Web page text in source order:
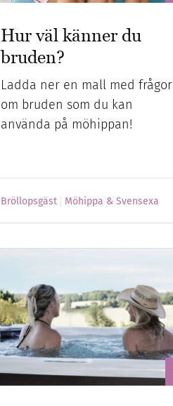
Hur väl känner du
bruden?
Ladda ner en mall med frågor
om bruden som du kan
använda på möhippan!
Bröllopsgäst Möhippa & Svensexa